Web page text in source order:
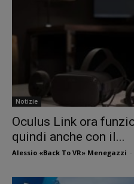
Notizie
Oculus Link ora
quindi anche con il...
Alessio «Back To VR» Menegazzi